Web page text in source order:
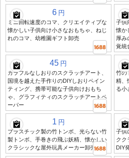
6 円
ミニ回転速度のコマ、クリエイティブな
懐かしい子供向け小さなおもちゃ、ねじ
れのコマ、幼稚園ギフト卸売
子供
懐か
厚み
覚統
45 円
カラフルなしおりのスクラッチアート、
国境を越えた手作りのDIYしおりペイン
ティング、携帯可能な子供向けおもち
ゃ、グラフィティのスクラッチアートペ
ーパー
竹の
精、
る小
1 円
プラスチック製の竹トンボ、光らない竹
製トンボ、手巻きの飛ぶ妖精、懐かしい
クラシックな屋外玩具メーカー卸売
子供
クク
DIY